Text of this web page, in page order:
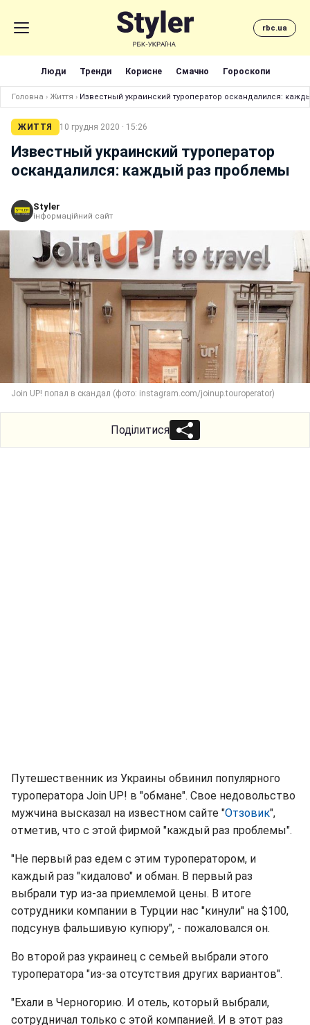
rbc.ua
Люди Тренди Корисне Смачно Гороскопи
Головна › Життя › Известный украинский туроператор оскандалился:
ЖИТТЯ 10 грудня 2020 · 15:26
Известный украинский туроператор
оскандалился: каждый раз проблемы
Styler
інформаційний сайт
Join UP! попал в скандал (фото: instagram.com/joinup.touroperator)
Поділитися
Путешественник из Украины обвинил популярного
туроператора Join UP! в "обмане". Свое недовольство
мужчина высказал на известном сайте "Отзовик",
отметив, что с этой фирмой "каждый раз проблемы".
"Не первый раз едем с этим туроператором, и
каждый раз "кидалово" и обман. В первый раз
выбрали тур из-за приемлемой цены. В итоге
сотрудники компании в Турции нас "кинули" на $100,
подсунув фальшивую купюру", - пожаловался он.
Во второй раз украинец с семьей выбрали этого
туроператора "из-за отсутствия других вариантов".
"Ехали в Черногорию. И отель, который выбрали,
сотрудничал только с этой компанией. И в этот раз